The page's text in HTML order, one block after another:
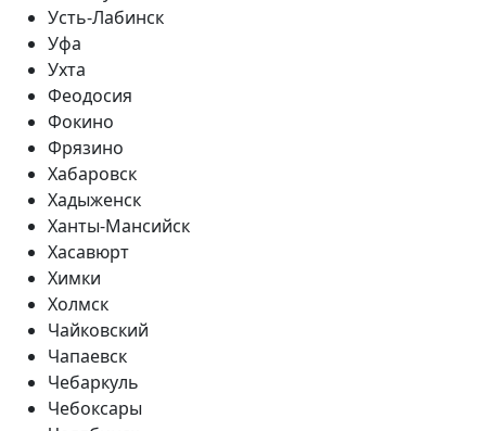
Усть-Лабинск
Уфа
Ухта
Феодосия
Фокино
Фрязино
Хабаровск
Хадыженск
Ханты-Мансийск
Хасавюрт
Химки
Холмск
Чайковский
Чапаевск
Чебаркуль
Чебоксары